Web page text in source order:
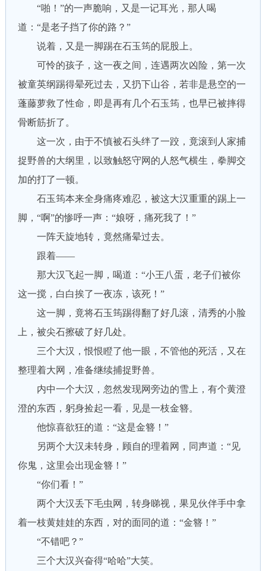
“啪！”的一声脆响，又是一记耳光，那人喝
道：“是老子挡了你的路？”
说着，又是一脚踢在石玉筠的屁股上。
可怜的孩子，这一夜之间，连遇两次凶险，第一次
被童英纲踢得晕死过去，又扔下山谷，若非是悬空的一
蓬藤萝救了性命，即是再有几个石玉筠，也早已被摔得
骨断筋折了。
这一次，由于不慎被石头绊了一跤，竟滚到人家捕
捉野兽的大纲里，以致触怒守网的人怒气横生，拳脚交
加的打了一顿。
石玉筠本来全身痛疼难忍，被这大汉重重的踢上一
脚，“啊”的惨呼一声：“娘呀，痛死我了！”
一阵天旋地转，竟然痛晕过去。
跟着——
那大汉飞起一脚，喝道：“小王八蛋，老子们被你
这一搅，白白挨了一夜冻，该死！”
这一脚，竟将石玉筠踢得翻了好几滚，清秀的小脸
上，被尖石擦破了好几处。
三个大汉，恨恨瞪了他一眼，不管他的死活，又在
整理着大网，准备继续捕捉野兽。
内中一个大汉，忽然发现网旁边的雪上，有个黄澄
澄的东西，躬身捡起一看，见是一枝金簪。
他惊喜欲狂的道：“这是金簪！”
另两个大汉未转身，顾自的理着网，同声道：“见
你鬼，这里会出现金簪！”
“你们看！”
两个大汉丢下毛虫网，转身睇视，果见伙伴手中拿
着一枝黄娃娃的东西，对的面同的道：“金簪！”
“不错吧？”
三个大汉兴奋得“哈哈”大笑。